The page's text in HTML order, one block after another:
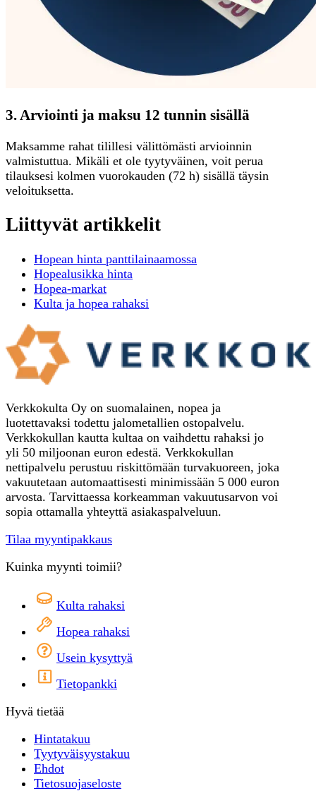
3. Arviointi ja maksu 12 tunnin sisällä
Maksamme rahat tilillesi välittömästi arvioinnin
valmistuttua. Mikäli et ole tyytyväinen, voit perua
tilauksesi kolmen vuorokauden (72 h) sisällä täysin
veloituksetta.
Liittyvät artikkelit
Hopean hinta panttilainaamossa
Hopealusikka hinta
Hopea-markat
Kulta ja hopea rahaksi
Verkkokulta Oy on suomalainen, nopea ja
luotettavaksi todettu jalometallien ostopalvelu.
Verkkokullan kautta kultaa on vaihdettu rahaksi jo
yli 50 miljoonan euron edestä. Verkkokullan
nettipalvelu perustuu riskittömään turvakuoreen, joka
vakuutetaan automaattisesti minimissään 5 000 euron
arvosta. Tarvittaessa korkeamman vakuutusarvon voi
sopia ottamalla yhteyttä asiakaspalveluun.
Tilaa myyntipakkaus
Kuinka myynti toimii?
Kulta rahaksi
Hopea rahaksi
Usein kysyttyä
Tietopankki
Hyvä tietää
Hintatakuu
Tyytyväisyystakuu
Ehdot
Tietosuojaseloste